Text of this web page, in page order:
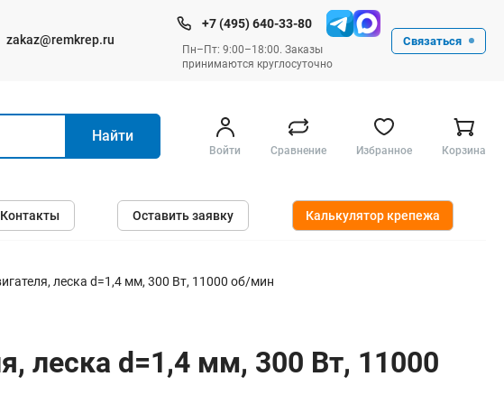
zakaz@remkrep.ru
+7 (495) 640-33-80
Пн–Пт: 9:00–18:00. Заказы
принимаются круглосуточно
Связаться
Ручные инструменты
Малярные
Столярные
Найти
Войти Сравнение Избранное Корзина
Контакты Оставить заявку Калькулятор крепежа
леска d=1,4 мм, 300 Вт, 11000 об/мин
леска d=1,4 мм, 300 Вт, 11000